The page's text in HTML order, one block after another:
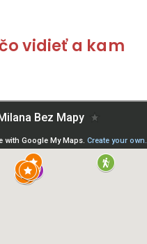
vidieť a kam